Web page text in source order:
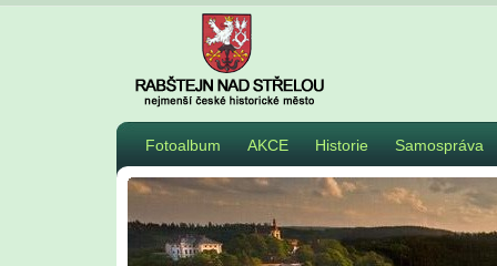
Fotoalbum AKCE Historie Samospráva